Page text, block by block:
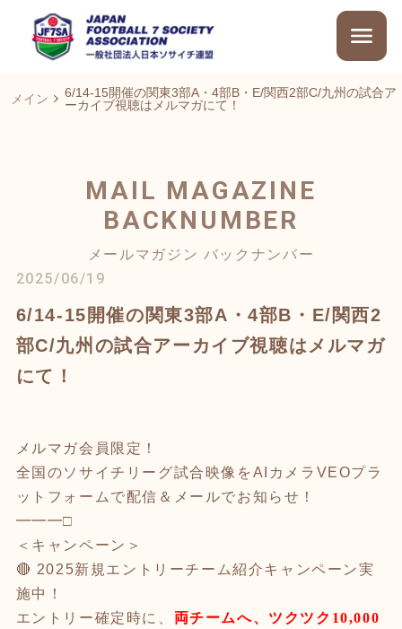
メイン
6/14-15開催の関東3部A・4部B・E/関西2部C/九州の試合ア
ーカイブ視聴はメルマガにて！
MAIL MAGAZINE
BACKNUMBER
メールマガジン バックナンバー
2025/06/19
6/14-15開催の関東3部A・4部B・E/関西2
部C/九州の試合アーカイブ視聴はメルマガ
にて！
メルマガ会員限定！
全国のソサイチリーグ試合映像をAIカメラVEOプラ
ットフォームで配信＆メールでお知らせ！
━━━□
＜キャンペーン＞
🔴 2025新規エントリーチーム紹介キャンペーン実
施中！
エントリー確定時に、 両チームへ、ツクツク 10,000